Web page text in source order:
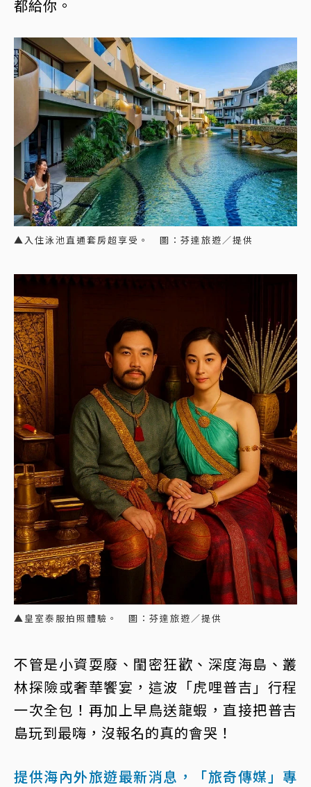
都給你。
▲入住泳池直通套房超享受。 圖：芬達旅遊／提供
▲皇室泰服拍照體驗。 圖：芬達旅遊／提供
不管是小資耍廢、閨密狂歡、深度海島、叢
林探險或奢華饗宴，這波「虎哩普吉」行程
一次全包！再加上早鳥送龍蝦，直接把普吉
島玩到最嗨，沒報名的真的會哭！
提供海內外旅遊最新消息，「旅奇傳媒」專